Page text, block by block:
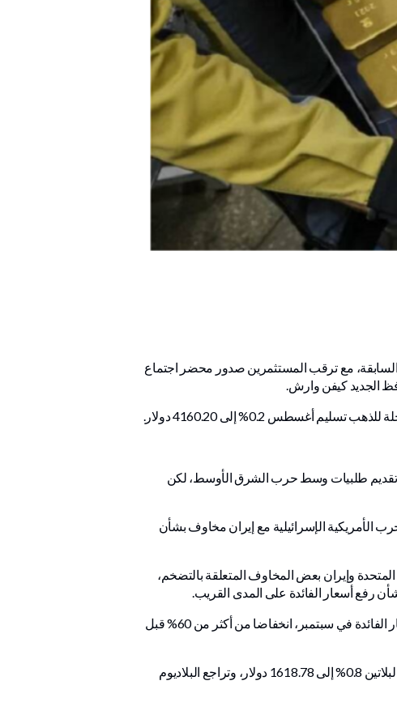
مع ترقب المستثمرين صدور محضر اجتماع
الجديد كيفن وارش.
تقديم طلبيات وسط حرب الشرق الأوسط، لكن
أثارت الحرب الأمريكية الإسرائيلية مع إيران مخاوف بشأن
وإيران بعض المخاوف المتعلقة بالتضخم،
رفع أسعار الفائدة على المدى القريب.
وتشير أداة "فيد ووتش" التابعة لبورصة شيكاغو التجارية إلى أن المتعاملين يتوقعون احتمالا يقارب 57% لزيادة أسعار الفائدة في سبتمبر، انخفاضا من أكثر من 60% قبل
وبالنسبة للمعادن النفيسة الأخرى، تراجعت الفضة في المعاملات الفورية 0.8% إلى 61.57 دولار للأوقية، وانخفض البلاتين 0.8% إلى 1618.78 دولار، وتراجع البلاديوم